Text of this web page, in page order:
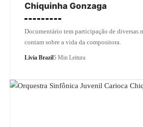
Chiquinha Gonzaga
Documentário tem participação de diversas
contam sobre a vida da compositora.
Livia Brazil5 Min Leitura